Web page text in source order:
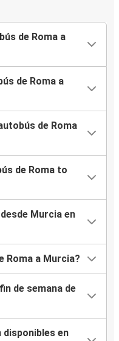
de Roma a
de Roma a
de Roma
de Roma to
Murcia en
Roma a Murcia?
de semana de
en